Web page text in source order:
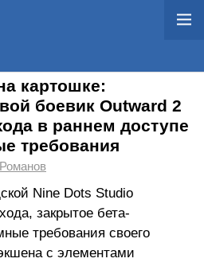
картошке:
боевик Outward 2
в раннем доступе
требования
Nine Dots Studio
закрытое бета-
требования своего
с элементами